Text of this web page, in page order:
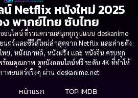
Netflix หนังใหม่ 2025
พากย์ไทย ซับไทย
อนไลน์ ที่รวมความสนุกทุกรูปแบบ deskanime
ตร์และซีรีส์ใหม่ล่าสุดจาก Netflix และค่ายดัง
ทย, หนังเกาหลี, หนังฝรั่ง และ หนังจีน ครบทุก
อมคุณภาพ ดูหนังออนไลน์ฟรี ระดับ 4K ที่ทำให้
าพยนตร์จริงๆ ผ่าน deskanime.net
หน้าแรก
TOP IMDB